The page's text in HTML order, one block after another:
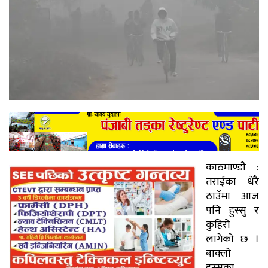
काठमाण्डौ :
तराईका धेरै
ठाउँमा आज
पनि हुस्सु र
कुहिरो
लागेको छ ।
बाक्लो